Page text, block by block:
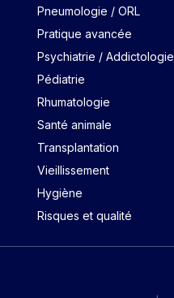
Pneumologie / ORL
Pratique avancée
Psychiatrie / Addictologie
Pédiatrie
Rhumatologie
Santé animale
Transplantation
Vieillissement
Hygiène
Risques et qualité